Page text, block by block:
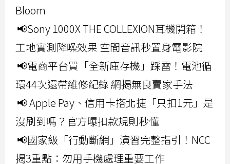
Bloom
📢Sony 1000X THE COLLEXION耳機開箱！
工地實測降噪效果 空間音訊秒置身電影院
📢電商平台買「全新庫存機」踩雷！電池循
環44次還帶維修紀錄 網揭無良賣家手法
📢 Apple Pay、信用卡搭北捷「只扣1元」是
沒刷到嗎？官方曝扣款規則秒懂
📢國家級「行動斷網」演習完整指引！NCC
揭3重點：勿用手機處理重要工作